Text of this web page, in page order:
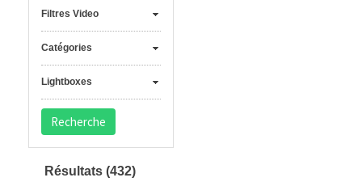
Filtres Video
Catégories
Lightboxes
Résultats (432)